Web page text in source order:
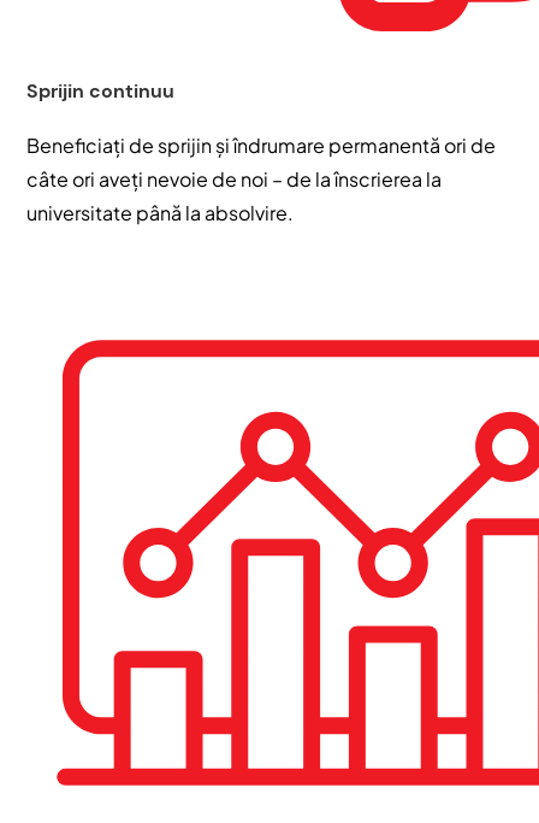
Sprijin continuu
Beneficiați de sprijin și îndrumare permanentă ori de
câte ori aveți nevoie de noi – de la înscrierea la
universitate până la absolvire.